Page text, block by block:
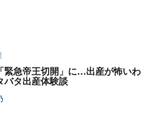
緊急帝王切開」に…出産が怖いわ
バタ出産体験談